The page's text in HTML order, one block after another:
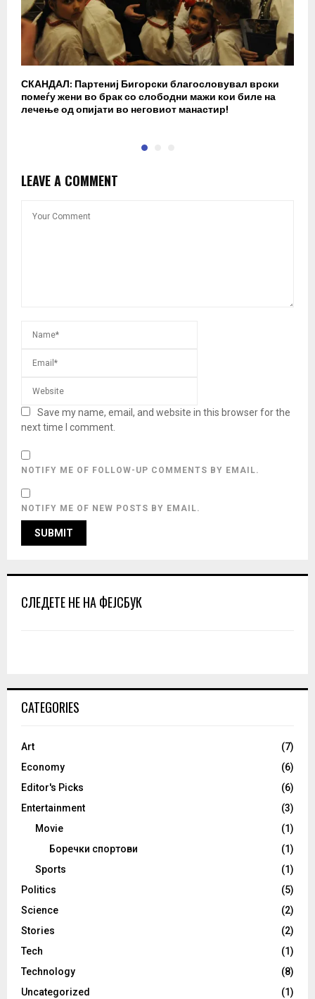
СКАНДАЛ: Партениј Бигорски благословувал врски
помеѓу жени во брак со слободни мажи кои биле на
лечење од опијати во неговиот манастир!
LEAVE A COMMENT
Save my name, email, and website in this browser for the
next time I comment.
NOTIFY ME OF FOLLOW-UP COMMENTS BY EMAIL.
NOTIFY ME OF NEW POSTS BY EMAIL.
СЛЕДЕТЕ НЕ НА ФЕЈСБУК
CATEGORIES
Art
(7)
Economy
(6)
Editor's Picks
(6)
Entertainment
(3)
Movie
(1)
Боречки спортови
(1)
Sports
(1)
Politics
(5)
Science
(2)
Stories
(2)
Tech
(1)
Technology
(8)
Uncategorized
(1)